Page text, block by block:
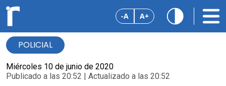
-A A+
POLICIAL
Miércoles 10 de junio de 2020
Publicado a las 20:52 | Actualizado a las 20:52